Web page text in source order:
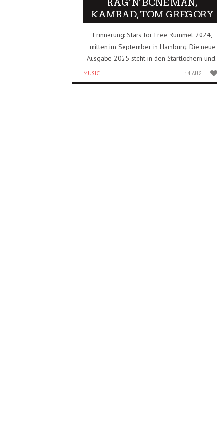
RAG’N’BONE MAN,
KAMRAD, TOM GREGORY
Erinnerung: Stars for Free Rummel 2024,
mitten im September in Hamburg. Die neue
Ausgabe 2025 steht in den Startlöchern
MUSIC 14 AUG.